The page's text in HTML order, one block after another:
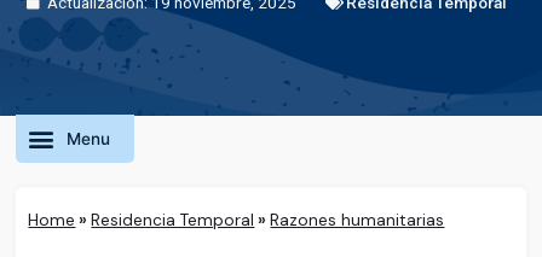
Home »Residencia Temporal »Razones humanitarias